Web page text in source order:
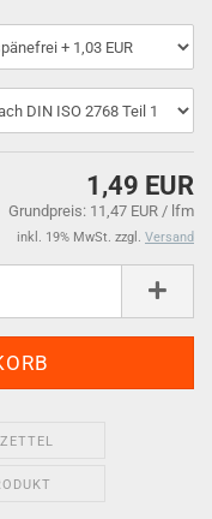
1,49 EUR
Grundpreis: 11,47 EUR / lfm
inkl. 19% MwSt. zzgl. Versand